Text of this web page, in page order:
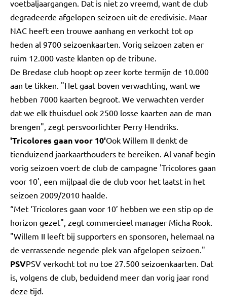
voetbaljaargangen. Dat is niet zo vreemd, want de club
degradeerde afgelopen seizoen uit de eredivisie. Maar
NAC heeft een trouwe aanhang en verkocht tot op
heden al 9700 seizoenkaarten. Vorig seizoen zaten er
ruim 12.000 vaste klanten op de tribune.
De Bredase club hoopt op zeer korte termijn de 10.000
aan te tikken. "Het gaat boven verwachting, want we
hebben 7000 kaarten begroot. We verwachten verder
dat we elk thuisduel ook 2500 losse kaarten aan de man
brengen", zegt persvoorlichter Perry Hendriks.
'Tricolores gaan voor 10'Ook Willem II denkt de
tienduizend jaarkaarthouders te bereiken. Al vanaf begin
vorig seizoen voert de club de campagne 'Tricolores gaan
voor 10', een mijlpaal die de club voor het laatst in het
seizoen 2009/2010 haalde.
“Met ‘Tricolores gaan voor 10’ hebben we een stip op de
horizon gezet", zegt commercieel manager Micha Rook.
"Willem II leeft bij supporters en sponsoren, helemaal na
de verrassende negende plek van afgelopen seizoen."
PSVPSV verkocht tot nu toe 27.500 seizoenkaarten. Dat
is, volgens de club, beduidend meer dan vorig jaar rond
deze tijd.